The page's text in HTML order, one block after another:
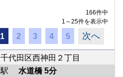
166件中
1～25件を表示中
1 2 3 4 5 次へ
千代田区西神田２丁目
駅 水道橋 5分